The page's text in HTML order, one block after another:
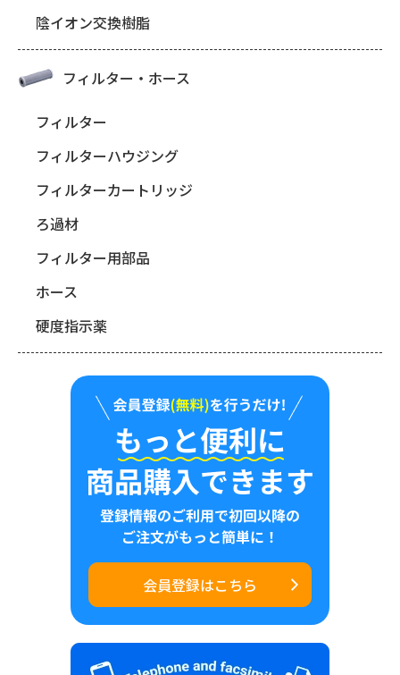
陰イオン交換樹脂
フィルター・ホース
フィルター
フィルターハウジング
フィルターカートリッジ
ろ過材
フィルター用部品
ホース
硬度指示薬
会員登録はこちら